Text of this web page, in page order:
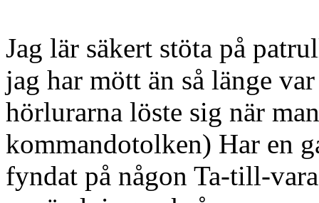
Jag lär säkert stöta på
jag har mött än så länge
hörlurarna löste sig när
kommandotolken) Har en
fyndat på någon Ta-till-